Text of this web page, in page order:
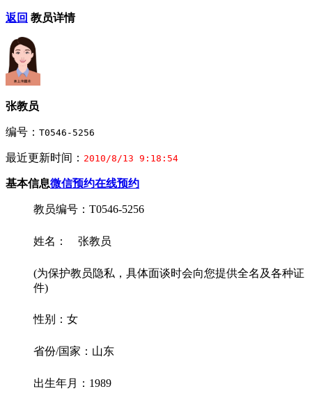
返回 教员详情
张教员
编号： T0546-5256
最近更新时间： 2010/8/13 9:18:54
基本信息微信预约在线预约
教员编号：T0546-5256
姓名： 张教员
(为保护教员隐私，具体面谈时会向您提供全名及各种证
件)
性别：女
省份/国家：山东
出生年月：1989